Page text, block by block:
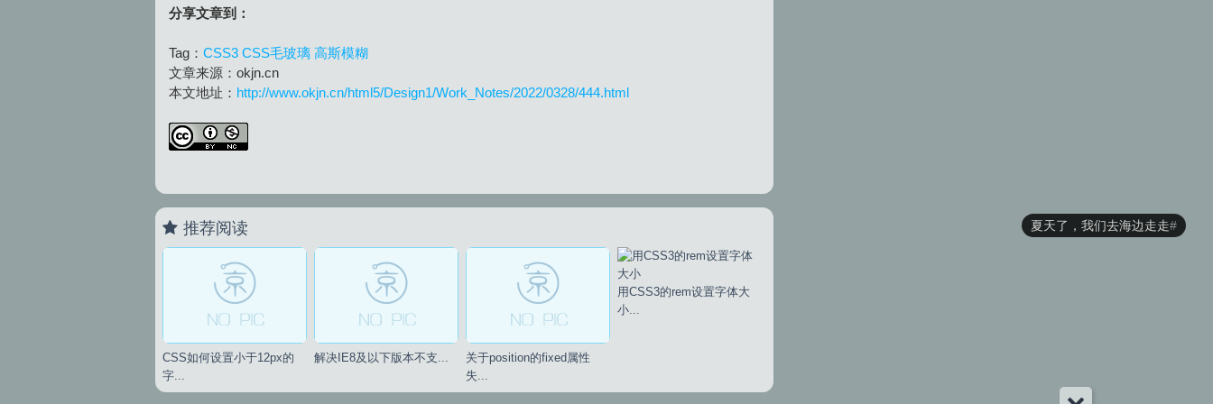
夏天了，我们去海边走走
分享文章到：
Tag： CSS3 CSS毛玻璃 高斯模糊
文章来源：okjn.cn
本文地址： http://www.okjn.cn/html5/Design1/Work_Notes/2022/0328/444.html
推荐阅读
CSS如何设置小于12px的
字...
解决IE8及以下版本不支...
关于position的fixed属性
失...
用CSS3的rem设置字体大
小...